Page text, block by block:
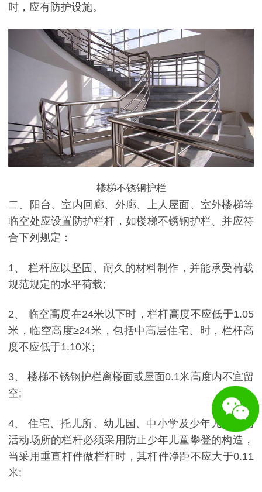
时，应有防护设施。
楼梯不锈钢护栏
二、阳台、室内回廊、外廊、上人屋面、室外楼梯等
临空处应设置防护栏杆，如楼梯不锈钢护栏、并应符
合下列规定：
1、 栏杆应以坚固、耐久的材料制作，并能承受荷载
规范规定的水平荷载;
2、 临空高度在24米以下时，栏杆高度不应低于1.05
米，临空高度≥24米，包括中高层住宅、时，栏杆高
度不应低于1.10米;
3、 楼梯不锈钢护栏离楼面或屋面0.1米高度内不宜留
空;
4、 住宅、托儿所、幼儿园、中小学及少年儿童专用
活动场所的栏杆必须采用防止少年儿童攀登的构造，
当采用垂直杆件做栏杆时，其杆件净距不应大于0.11
米;